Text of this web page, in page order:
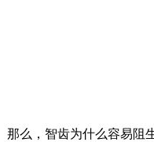
那么，智齿为什么容易